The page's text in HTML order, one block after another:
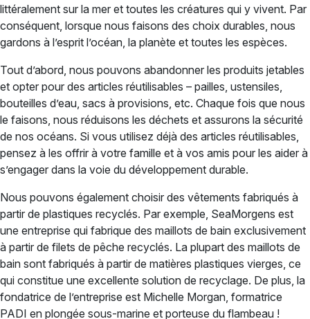
littéralement sur la mer et toutes les créatures qui y vivent. Par
conséquent, lorsque nous faisons des choix durables, nous
gardons à l’esprit l’océan, la planète et toutes les espèces.
Tout d’abord, nous pouvons abandonner les produits jetables
et opter pour des articles réutilisables – pailles, ustensiles,
bouteilles d’eau, sacs à provisions, etc. Chaque fois que nous
le faisons, nous réduisons les déchets et assurons la sécurité
de nos océans. Si vous utilisez déjà des articles réutilisables,
pensez à les offrir à votre famille et à vos amis pour les aider à
s’engager dans la voie du développement durable.
Nous pouvons également choisir des vêtements fabriqués à
partir de plastiques recyclés. Par exemple, SeaMorgens est
une entreprise qui fabrique des maillots de bain exclusivement
à partir de filets de pêche recyclés. La plupart des maillots de
bain sont fabriqués à partir de matières plastiques vierges, ce
qui constitue une excellente solution de recyclage. De plus, la
fondatrice de l’entreprise est Michelle Morgan, formatrice
PADI en plongée sous-marine et porteuse du flambeau !